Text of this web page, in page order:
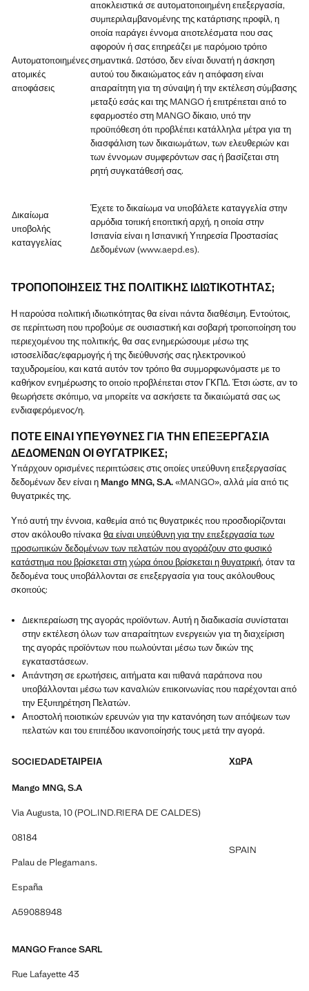
Αυτοματοποιημένες
ατομικές
αποφάσεις
αποκλειστικά σε αυτοματοποιημένη επεξεργασία,
συμπεριλαμβανομένης της κατάρτισης προφίλ, η
οποία παράγει έννομα αποτελέσματα που σας
αφορούν ή σας επηρεάζει με παρόμοιο τρόπο
σημαντικά. Ωστόσο, δεν είναι δυνατή η άσκηση
αυτού του δικαιώματος εάν η απόφαση είναι
απαραίτητη για τη σύναψη ή την εκτέλεση σύμβασης
μεταξύ εσάς και της MANGO ή επιτρέπεται από το
εφαρμοστέο στη MANGO δίκαιο, υπό την
προϋπόθεση ότι προβλέπει κατάλληλα μέτρα για τη
διασφάλιση των δικαιωμάτων, των ελευθεριών και
των έννομων συμφερόντων σας ή βασίζεται στη
ρητή συγκατάθεσή σας.
Δικαίωμα
υποβολής
καταγγελίας
Έχετε το δικαίωμα να υποβάλετε καταγγελία στην
αρμόδια τοπική εποπτική αρχή, η οποία στην
Ισπανία είναι η Ισπανική Υπηρεσία Προστασίας
Δεδομένων (www.aepd.es).
ΤΡΟΠΟΠΟΙΗΣΕΙΣ ΤΗΣ ΠΟΛΙΤΙΚΗΣ ΙΔΙΩΤΙΚΟΤΗΤΑΣ;
Η παρούσα πολιτική ιδιωτικότητας θα είναι πάντα διαθέσιμη. Εντούτοις,
σε περίπτωση που προβούμε σε ουσιαστική και σοβαρή τροποποίηση του
περιεχομένου της πολιτικής, θα σας ενημερώσουμε μέσω της
ιστοσελίδας/εφαρμογής ή της διεύθυνσής σας ηλεκτρονικού
ταχυδρομείου, και κατά αυτόν τον τρόπο θα συμμορφωνόμαστε με το
καθήκον ενημέρωσης το οποίο προβλέπεται στον ΓΚΠΔ. Έτσι ώστε, αν το
θεωρήσετε σκόπιμο, να μπορείτε να ασκήσετε τα δικαιώματά σας ως
ενδιαφερόμενος/η.
ΠΌΤΕ ΕΊΝΑΙ ΥΠΕΎΘΥΝΕΣ ΓΙΑ ΤΗΝ ΕΠΕΞΕΡΓΑΣΊΑ
ΔΕΔΟΜΈΝΩΝ ΟΙ ΘΥΓΑΤΡΙΚΈΣ;
Υπάρχουν ορισμένες περιπτώσεις στις οποίες υπεύθυνη επεξεργασίας
δεδομένων δεν είναι η Mango MNG, S.A.«MANGO», αλλά μία από τις
θυγατρικές της.
Υπό αυτή την έννοια, καθεμία από τις θυγατρικές που προσδιορίζονται
στον ακόλουθο πίνακα θα είναι υπεύθυνη για την επεξεργασία των
προσωπικών δεδομένων των πελατών που αγοράζουν στο φυσικό
κατάστημα που βρίσκεται στη χώρα όπου βρίσκεται η θυγατρική, όταν τα
δεδομένα τους υποβάλλονται σε επεξεργασία για τους ακόλουθους
σκοπούς:
Διεκπεραίωση της αγοράς προϊόντων. Αυτή η διαδικασία συνίσταται
στην εκτέλεση όλων των απαραίτητων ενεργειών για τη διαχείριση
της αγοράς προϊόντων που πωλούνται μέσω των δικών της
εγκαταστάσεων.
Απάντηση σε ερωτήσεις, αιτήματα και πιθανά παράπονα που
υποβάλλονται μέσω των καναλιών επικοινωνίας που παρέχονται από
την Εξυπηρέτηση Πελατών.
Αποστολή ποιοτικών ερευνών για την κατανόηση των απόψεων των
πελατών και του επιπέδου ικανοποίησής τους μετά την αγορά.
SOCIEDADΕΤΑΙΡΕΙΑ ΧΩΡΑ
Mango MNG, S.A
Via Augusta, 10 (POL.IND.RIERA DE CALDES)
08184
Palau de Plegamans.
España
A59088948
SPAIN
MANGO France SARL
Rue Lafayette 43